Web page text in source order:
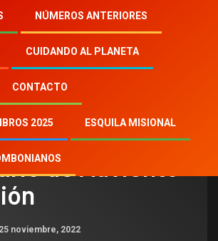
NÚMEROS ANTERIORES
CUIDANDO AL PLANETA
CONTACTO
2025 ESQUILA MISIONAL
25
Adviento a la Misión
de Adviento
25 noviembre, 2022